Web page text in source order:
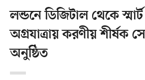
লন্ডনে ডিজিটাল থেকে
অগ্রযাত্রায় করণীয় শীর্ষক
অনুষ্ঠিত